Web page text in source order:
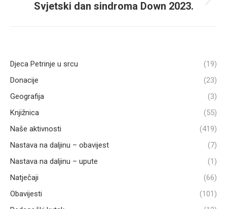
Next
Svjetski dan sindroma Down 2023.
Djeca Petrinje u srcu
(19)
Donacije
(23)
Geografija
(3)
Knjižnica
(55)
Naše aktivnosti
(419)
Nastava na daljinu – obavijest
(7)
Nastava na daljinu – upute
(1)
Natječaji
(66)
Obavijesti
(101)